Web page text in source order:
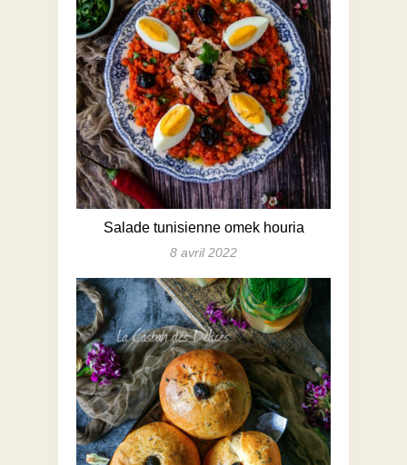
Salade tunisienne omek houria
8 avril 2022